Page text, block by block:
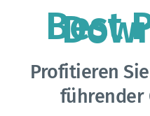
Best
Profitieren
führender